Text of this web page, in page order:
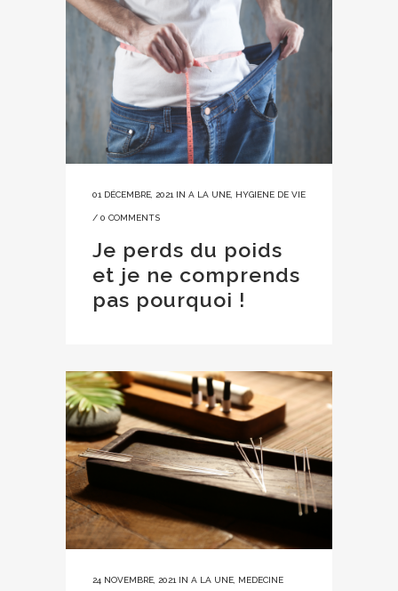
01 DÉCEMBRE, 2021 IN A LA UNE HYGIENE DE VIE
/ 0 COMMENTS
Je perds du poids
et je ne comprends
pas pourquoi !
24 NOVEMBRE, 2021 IN A LA UNE MEDECINE